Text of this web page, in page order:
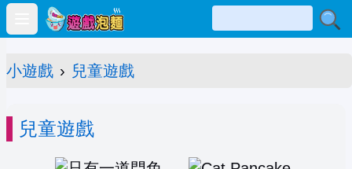
Open main menu
小遊戲 › 兒童遊戲
兒童遊戲